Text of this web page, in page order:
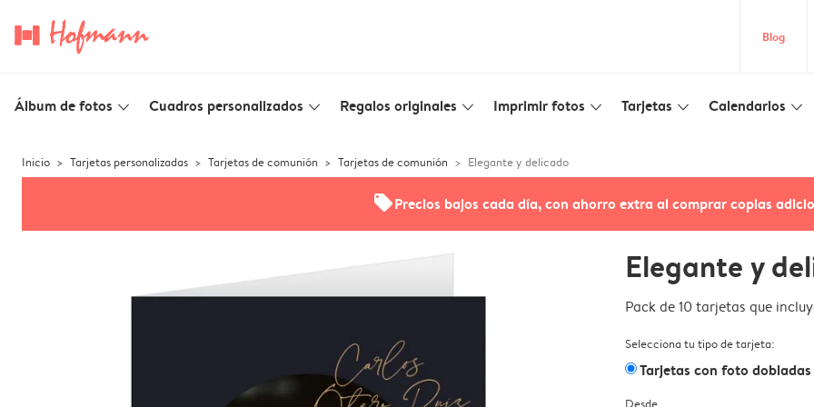
Blog
Álbum de fotos slim_arrow_down Cuadros personalizados slim_arrow_down Regalos originales slim_arrow_down Imprimir fotos slim_arrow_down Tarjetas slim_arrow_down Calendarios slim_arrow_down
Inicio Tarjetas personalizadas Tarjetas de comunión Tarjetas de comunión Elegante y delicado
offersPrecios bajos cada día, con ahorro extra al comprar copias
Elegante y
Pack de 10 tarjetas que
Selecciona tu tipo de tarjeta:
Tarjetas con foto dobladas
Desde